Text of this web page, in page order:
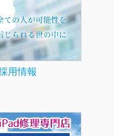
用情報